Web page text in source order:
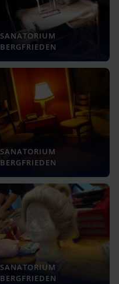
SANATORIUM
BERGFRIEDEN
SANATORIUM
BERGFRIEDEN
SANATORIUM
BERGFRIEDEN